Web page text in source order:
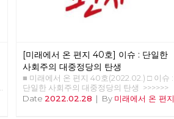
[미래에서 온 편지 40호] 이슈 : 단일한
사회주의 대중정당의 탄생
■ 미래에서 온 편지 40호(2022.02.) □ 이슈 :
단일한 사회주의 대중정당의 탄생 >>>>>>
업로드 준비중 <<<<<<
Date 2022.02.28 | By 미래에서 온 편지